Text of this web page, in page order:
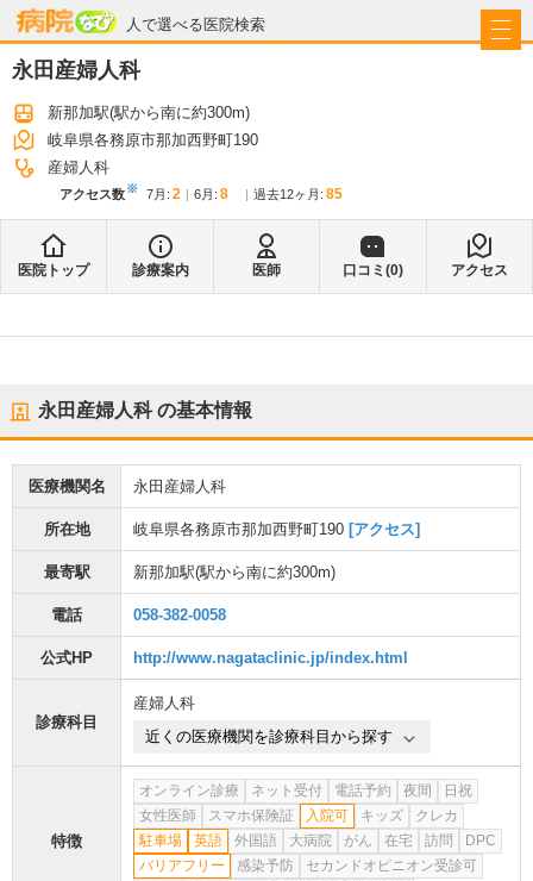
人で選べる医院検索
病院なび
永田産婦人科
新那加駅(駅から南に約300m)
岐阜県各務原市那加西野町190
産婦人科
アクセス数※ 7月 : 2 6月 : 8 過去12ヶ月: 85
医院トップ 診療案内 医師 口コミ(0) アクセス
永田産婦人科の基本情報
医療機関名 永田産婦人科
所在地 岐阜県各務原市那加西野町190 [アクセス]
最寄駅 新那加駅(駅から南に約300m)
電話 058-382-0058
公式HP http://www.nagataclinic.jp/index.html
診療科目
産婦人科
近くの医療機関を診療科目から探す
特徴
オンライン診療 ネット受付 電話予約 夜間
日祝
女性医師
スマホ保険証 入院可 キッズ
クレカ
駐車場
英語 外国語 大病院 がん 在宅 訪問
DPC
バリアフリー
感染予防
セカンドオピニオン受診可